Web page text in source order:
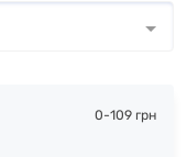
0-109 грн